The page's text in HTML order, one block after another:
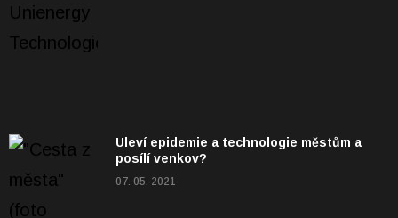
Uleví epidemie a technologie městům a
posílí venkov?
07. 05. 2021